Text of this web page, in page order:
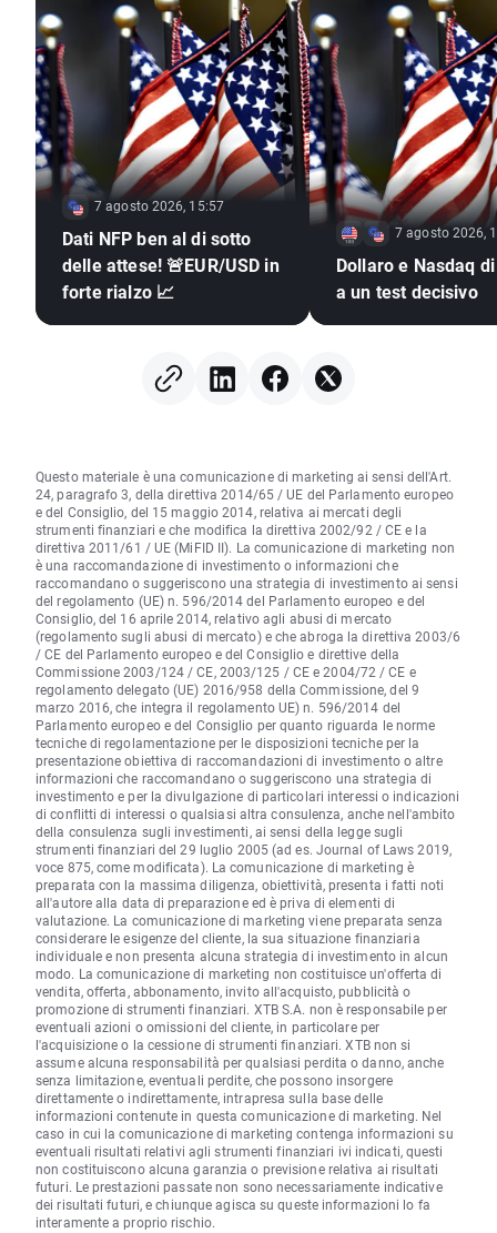
7 agosto 2026, 15:57
Dati NFP ben al di sotto
delle attese! 🚨EUR/USD in
forte rialzo 📈
7 agosto 2026,
Dollaro e Nasdaq
a un test decisivo
Questo materiale è una comunicazione di marketing ai sensi dell'Art.
24, paragrafo 3, della direttiva 2014/65 / UE del Parlamento europeo
e del Consiglio, del 15 maggio 2014, relativa ai mercati degli
strumenti finanziari e che modifica la direttiva 2002/92 / CE e la
direttiva 2011/61 / UE (MiFID II). La comunicazione di marketing non
è una raccomandazione di investimento o informazioni che
raccomandano o suggeriscono una strategia di investimento ai sensi
del regolamento (UE) n. 596/2014 del Parlamento europeo e del
Consiglio, del 16 aprile 2014, relativo agli abusi di mercato
(regolamento sugli abusi di mercato) e che abroga la direttiva 2003/6
/ CE del Parlamento europeo e del Consiglio e direttive della
Commissione 2003/124 / CE, 2003/125 / CE e 2004/72 / CE e
regolamento delegato (UE) 2016/958 della Commissione, del 9
marzo 2016, che integra il regolamento UE) n. 596/2014 del
Parlamento europeo e del Consiglio per quanto riguarda le norme
tecniche di regolamentazione per le disposizioni tecniche per la
presentazione obiettiva di raccomandazioni di investimento o altre
informazioni che raccomandano o suggeriscono una strategia di
investimento e per la divulgazione di particolari interessi o indicazioni
di conflitti di interessi o qualsiasi altra consulenza, anche nell'ambito
della consulenza sugli investimenti, ai sensi della legge sugli
strumenti finanziari del 29 luglio 2005 (ad es. Journal of Laws 2019,
voce 875, come modificata). La comunicazione di marketing è
preparata con la massima diligenza, obiettività, presenta i fatti noti
all'autore alla data di preparazione ed è priva di elementi di
valutazione. La comunicazione di marketing viene preparata senza
considerare le esigenze del cliente, la sua situazione finanziaria
individuale e non presenta alcuna strategia di investimento in alcun
modo. La comunicazione di marketing non costituisce un'offerta di
vendita, offerta, abbonamento, invito all'acquisto, pubblicità o
promozione di strumenti finanziari. XTB S.A. non è responsabile per
eventuali azioni o omissioni del cliente, in particolare per
l'acquisizione o la cessione di strumenti finanziari. XTB non si
assume alcuna responsabilità per qualsiasi perdita o danno, anche
senza limitazione, eventuali perdite, che possono insorgere
direttamente o indirettamente, intrapresa sulla base delle
informazioni contenute in questa comunicazione di marketing. Nel
caso in cui la comunicazione di marketing contenga informazioni su
eventuali risultati relativi agli strumenti finanziari ivi indicati, questi
non costituiscono alcuna garanzia o previsione relativa ai risultati
futuri. Le prestazioni passate non sono necessariamente indicative
dei risultati futuri, e chiunque agisca su queste informazioni lo fa
interamente a proprio rischio.